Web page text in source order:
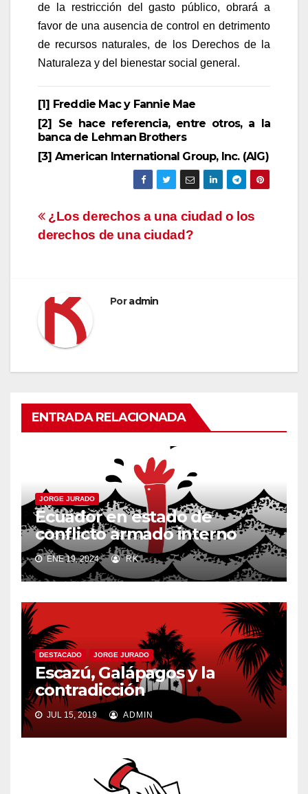
de la restricción del gasto público, obrará a
favor de una ausencia de control en detrimento
de recursos naturales, de los Derechos de la
Naturaleza y del bienestar social general.
[1] Freddie Mac y Fannie Mae
[2] Se hace referencia, entre otros, a la
banca de Lehman Brothers
[3] American International Group, Inc. (AIG)
Navegación
de
¿Los derechos a una ciudad o los
derechos de una ciudad?
Poradmin
ENTRADA RELACIONADA
JORGE JURADO
Ecuador en estado de
conflicto armado interno
ENE 19, 2024 RK
DESTACADO JORGE JURADO
Escazú, Galápagos y la
contradicción
JUL 15, 2019 ADMIN